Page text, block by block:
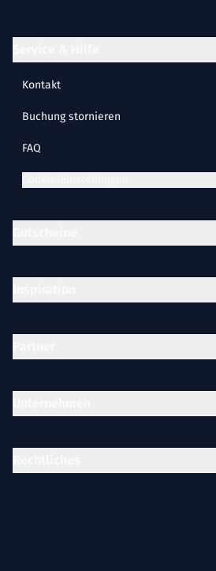
Kontakt
Buchung stornieren
FAQ